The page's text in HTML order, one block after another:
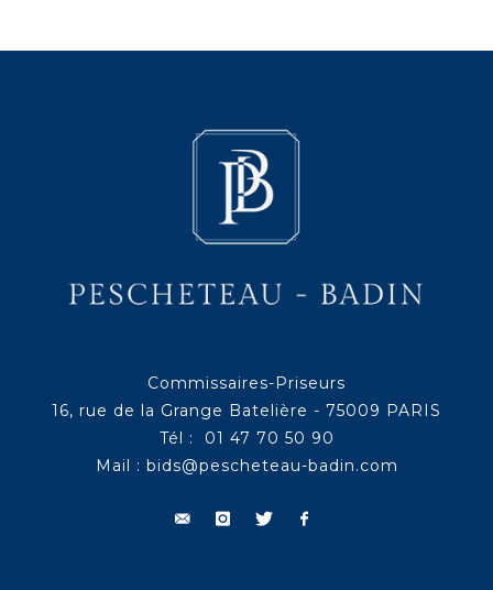
Commissaires-Priseurs
16, rue de la Grange Batelière - 75009 PARIS
Tél : 01 47 70 50 90
Mail : bids@pescheteau-badin.com